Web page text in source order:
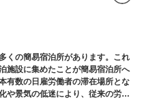
くの簡易宿泊所があります。これ
施設に集めたことが簡易宿泊所へ
有数の日雇労働者の滞在場所とな
や景気の低迷により、従来の労働